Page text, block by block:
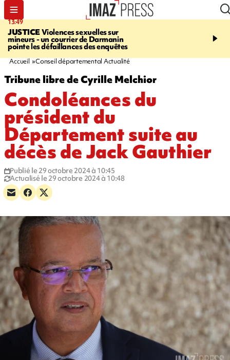
13:49
JUSTICEViolences sexuelles sur
mineurs - un courrier de Darmanin
pointe les défaillances des enquêtes
17:59
Corniche - la route du
Accueil Conseil départemental Actualité
Tribune libre de Cyrille Melchior
Condoléances du
président du
Département suite au
décès de Jack Gauthier
Publié le 29 octobre 2024 à 10:45
Actualisé le 29 octobre 2024 à 10:48